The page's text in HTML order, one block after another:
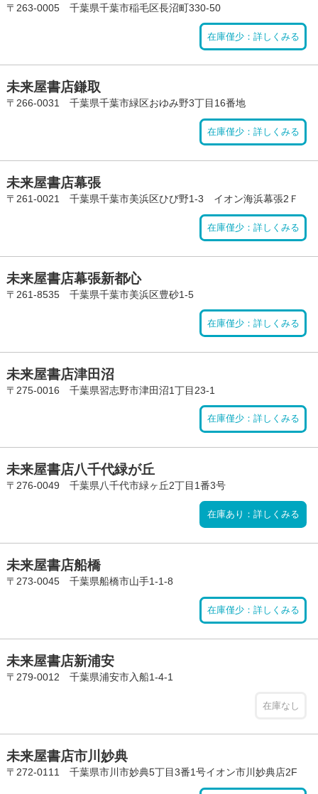
〒263-0005 千葉県千葉市稲毛区長沼町330-50
在庫僅少：詳しくみる
未来屋書店鎌取
〒266-0031 千葉県千葉市緑区おゆみ野3丁目16番地
在庫僅少：詳しくみる
未来屋書店幕張
〒261-0021 千葉県千葉市美浜区ひび野1-3 イオン海浜幕張2Ｆ
在庫僅少：詳しくみる
未来屋書店幕張新都心
〒261-8535 千葉県千葉市美浜区豊砂1-5
在庫僅少：詳しくみる
未来屋書店津田沼
〒275-0016 千葉県習志野市津田沼1丁目23-1
在庫僅少：詳しくみる
未来屋書店八千代緑が丘
〒276-0049 千葉県八千代市緑ヶ丘2丁目1番3号
在庫あり：詳しくみる
未来屋書店船橋
〒273-0045 千葉県船橋市山手1-1-8
在庫僅少：詳しくみる
未来屋書店新浦安
〒279-0012 千葉県浦安市入船1-4-1
在庫なし
未来屋書店市川妙典
〒272-0111 千葉県市川市妙典5丁目3番1号イオン市川妙典店2F